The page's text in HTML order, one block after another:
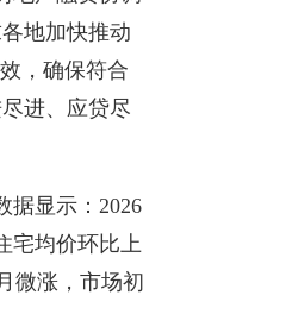
地加快推动
，确保符合
进、应贷尽
据显示：2026
宅均价环比上
微涨，市场初